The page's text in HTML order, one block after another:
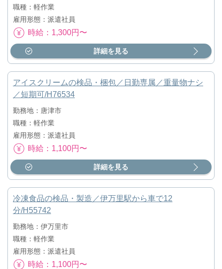
職種：軽作業
雇用形態：派遣社員
時給：1,300円〜
詳細を見る
アイスクリームの検品・梱包／日勤専属／重量物ナシ
／短期可/H76534
勤務地：唐津市
職種：軽作業
雇用形態：派遣社員
時給：1,100円〜
詳細を見る
冷凍食品の検品・製造／伊万里駅から車で12
分/H55742
勤務地：伊万里市
職種：軽作業
雇用形態：派遣社員
時給：1,100円〜